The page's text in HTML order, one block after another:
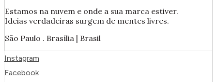
Estamos na nuvem e onde a sua marca estiver.
Ideias verdadeiras surgem de mentes livres.
São Paulo . Brasília | Brasil
Instagram
Facebook